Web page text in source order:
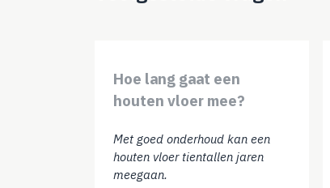
Hoe lang gaat een
houten vloer mee?
Met goed onderhoud kan een
houten vloer tientallen jaren
meegaan.